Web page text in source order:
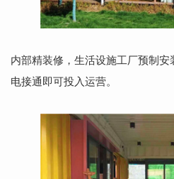
内部精装修，生活设施工厂预制
电接通即可投入运营。